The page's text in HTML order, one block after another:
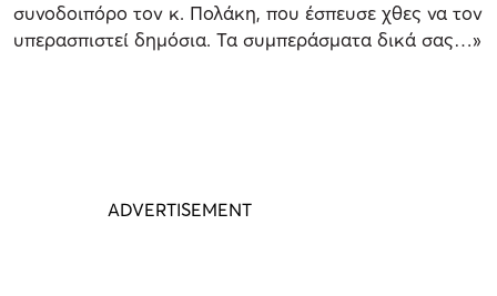
συνοδοιπόρο τον κ. Πολάκη, που έσπευσε χθες να τον
υπερασπιστεί δημόσια. Τα συμπεράσματα δικά σας…»